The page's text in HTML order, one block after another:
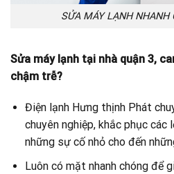
SỬA MÁY LẠNH NHANH
Sửa máy lạnh tại nhà quận 3,
chậm trễ?
Điện lạnh Hưng thịnh Phát
chuyên nghiệp, khắc phục
những sự cố nhỏ cho đến
Luôn có mặt nhanh chóng để